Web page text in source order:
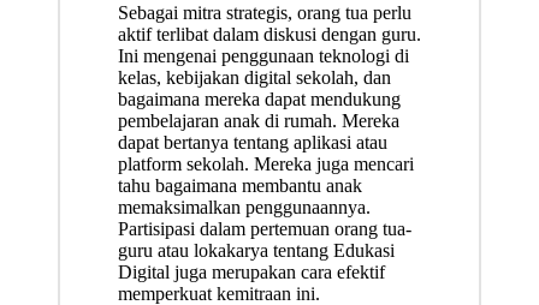
Sebagai mitra strategis, orang tua perlu
aktif terlibat dalam diskusi dengan guru.
Ini mengenai penggunaan teknologi di
kelas, kebijakan digital sekolah, dan
bagaimana mereka dapat mendukung
pembelajaran anak di rumah. Mereka
dapat bertanya tentang aplikasi atau
platform sekolah. Mereka juga mencari
tahu bagaimana membantu anak
memaksimalkan penggunaannya.
Partisipasi dalam pertemuan orang tua-
guru atau lokakarya tentang Edukasi
Digital juga merupakan cara efektif
memperkuat kemitraan ini.